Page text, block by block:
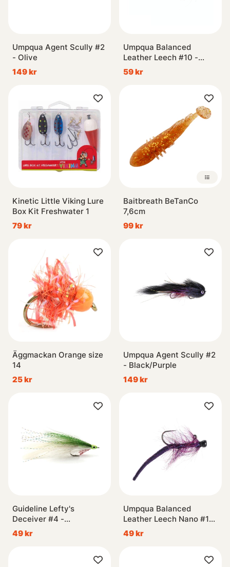
Umpqua Agent Scully #2
- Olive
149 kr
Umpqua Balanced
Leather Leech #10 -
Purple
59 kr
Kinetic Little Viking Lure
Box Kit Freshwater 1
79 kr
Baitbreath BeTanCo
7,6cm
99 kr
Äggmackan Orange size
14
25 kr
Umpqua Agent Scully #2
- Black/Purple
149 kr
Guideline Lefty's
Deceiver #4 -
White/Green
49 kr
Umpqua Balanced
Leather Leech Nano #12
- Purple
49 kr